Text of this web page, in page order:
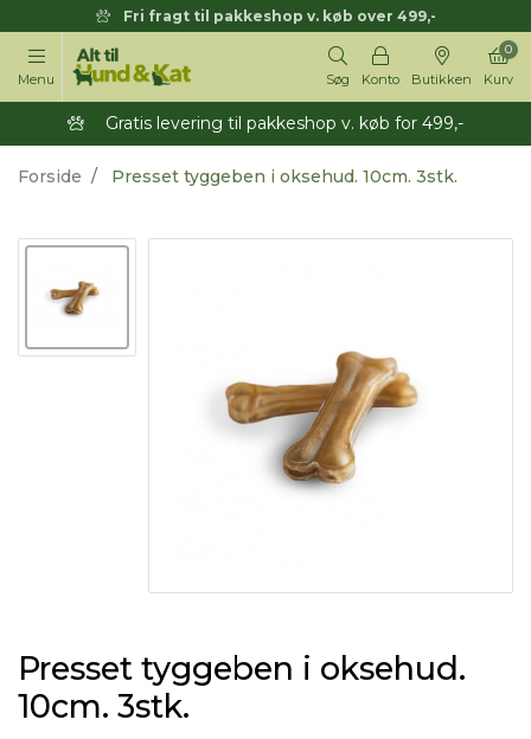
Fri fragt til pakkeshop v. køb over 499,-
Menu Søg Konto Butikken Kurv
0
Gratis levering til pakkeshop v. køb for 499,-
Forside Presset tyggeben i oksehud. 10cm. 3stk.
Presset tyggeben i oksehud.
10cm. 3stk.